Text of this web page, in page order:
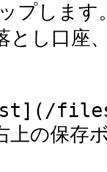
プします。
し口座